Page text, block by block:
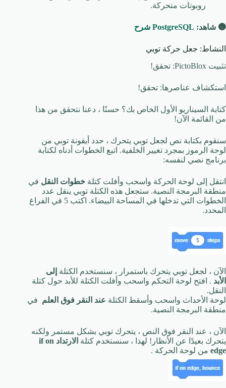
روبوتات متحركة.
🌚 شاهد: PostgreSQL شرح
النشاط: جعل حركة توبي
تثبيت PictoBlox: تحقق!
استكشاف عناصرها: تحقق!
كتابة السيناريو الأول الخاص بك؟ حسنًا ، دعنا نتحقق من هذا
من القائمة الآن!
سنقوم بكتابة نص لجعل توبي يتحرك ، حدد أيقونة توبي من
لوحة الرموز بمجرد تغيير الخلفية. اتبع الخطوات أدناه لكتابة
برنامج نصي لنفسه:
انتقل إلى لوحة الحركة واسحب وأفلت كتلة خطوات النقل في
منطقة البرمجة النصية. ستجعل هذه الكتلة توبي ينقل عدد
الخطوات التي تدخلها في المساحة البيضاء. اكتب 5 في الفراغ
المحدد.
الآن ، لجعل توبي يتحرك باستمرار ، سنستخدم الكتلة إلى
الأبد . افتح لوحة التحكم واسحب وأفلت الكتلة للأبد حول كتلة
النقل.
لوحة الأحداث واسحب وأسقط الكتلة عند النقر فوق العلم في
منطقة البرمجة النصية.
الآن ، عند النقر فوق النص ، يتحرك توبي بشكل مستمر ولكنه
يتحرك بعيدًا عن الأنظار! لهذا ، سنستخدم كتلة
الارتداد if on
edge من لوحة الحركة .